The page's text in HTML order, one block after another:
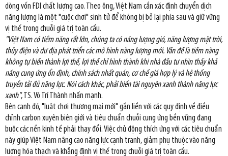
dòng vốn FDI chất lượng cao. Theo ông, Việt Nam cần xác định chuyển dịch
năng lượng là một "cuộc chơi" sinh tử để không bị bỏ lại phía sau và giữ vững
vị thế trong chuỗi giá trị toàn cầu.
"Việt Nam có tiềm năng rất lớn, chúng ta có năng lượng gió, năng lượng mặt trời,
thủy điện và dư địa phát triển các mô hình năng lượng mới. Vấn đề là tiềm năng
không tự biến thành lợi thế, lợi thế chỉ hình thành khi nhà đầu tư nhìn thấy khả
năng cung ứng ổn định, chính sách nhất quán, cơ chế giá hợp lý và hệ thống
truyền tải đủ năng lực. Nói cách khác, phải biến tài nguyên xanh thành năng lực
xanh", TS. Võ Trí Thành nhấn mạnh.
Bên cạnh đó, "luật chơi thương mại mới" gắn liền với các quy định về điều
chỉnh carbon xuyên biên giới và tiêu chuẩn chuỗi cung ứng bền vững đang
buộc các nền kinh tế phải thay đổi. Việc chủ động thích ứng với các tiêu chuẩn
này giúp Việt Nam nâng cao năng lực cạnh tranh, giảm phụ thuộc vào năng
lượng hóa thạch và khẳng định vị thế trong chuỗi giá trị toàn cầu.